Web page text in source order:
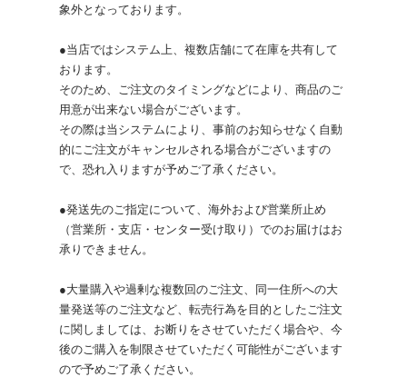
象外となっております。
●当店ではシステム上、複数店舗にて在庫を共有して
おります。
そのため、ご注文のタイミングなどにより、商品のご
用意が出来ない場合がございます。
その際は当システムにより、事前のお知らせなく自動
的にご注文がキャンセルされる場合がございますの
で、恐れ入りますが予めご了承ください。
●発送先のご指定について、海外および営業所止め
（営業所・支店・センター受け取り）でのお届けはお
承りできません。
●大量購入や過剰な複数回のご注文、同一住所への大
量発送等のご注文など、転売行為を目的としたご注文
に関しましては、お断りをさせていただく場合や、今
後のご購入を制限させていただく可能性がございます
ので予めご了承ください。